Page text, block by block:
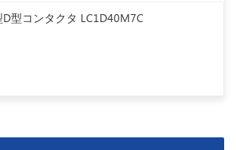
型コンタクタ LC1D40M7C